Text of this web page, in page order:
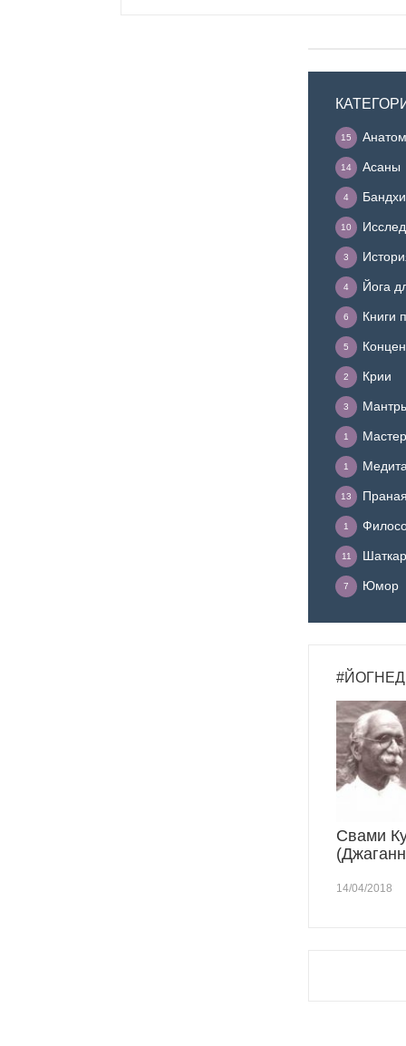
15
Асаны
14
Бандхи
4
10
3
Йога
4
Книги
6
5
Крии
2
3
1
1
13
1
11
Юмор
7
Свами
14/04/2018